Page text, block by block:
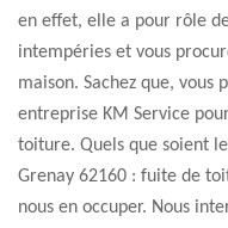
en effet, elle a pour rôle
intempéries et vous
maison. Sachez que, vous
entreprise KM Service
toiture. Quels que soient
Grenay 62160 : fuite de
nous en occuper. Nous